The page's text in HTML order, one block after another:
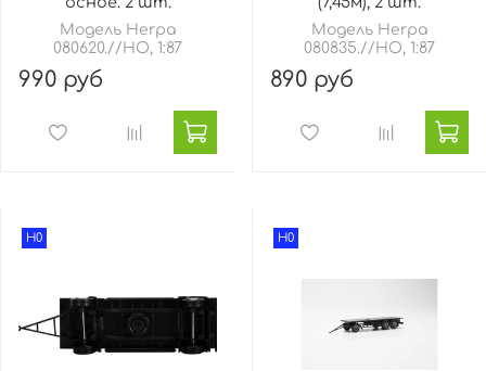
Модель Herpa
080620.//HO, 1:87
990 руб
Модель Herpa
080835.//HO, 1:87
890 руб
H0 H0